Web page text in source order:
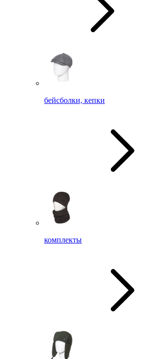
бейсболки, кепки
комплекты